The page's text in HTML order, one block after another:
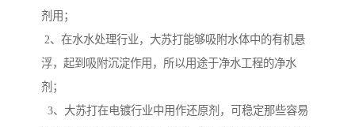
剂用；
2、在水水处理行业，大苏打能够吸附水体中的有机悬
浮，起到吸附沉淀作用，所以用途于净水工程的净水
剂；
3、大苏打在电镀行业中用作还原剂，可稳定那些容易